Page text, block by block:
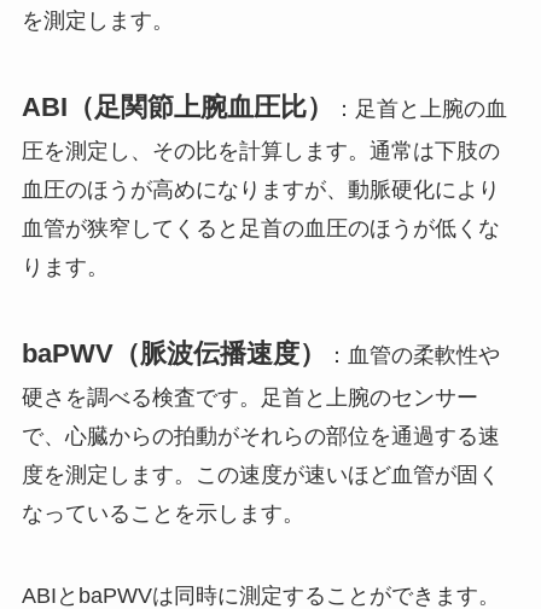
を測定します。
ABI（足関節上腕血圧比）
：足首と上腕の血
圧を測定し、その比を計算します。通常は下肢の
血圧のほうが高めになりますが、動脈硬化により
血管が狭窄してくると足首の血圧のほうが低くな
ります。
baPWV（脈波伝播速度）
：血管の柔軟性や
硬さを調べる検査です。足首と上腕のセンサー
で、心臓からの拍動がそれらの部位を通過する速
度を測定します。この速度が速いほど血管が固く
なっていることを示します。
ABIとbaPWVは同時に測定することができます。